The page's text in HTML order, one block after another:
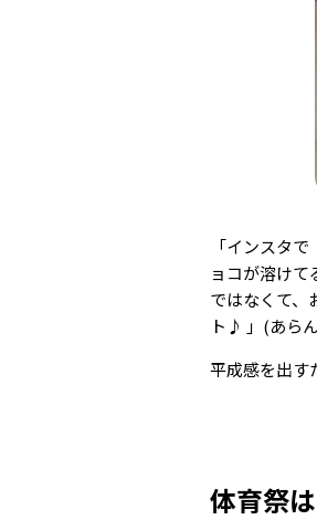
「インスタ
ョコが溶け
ではなくて、
ト♪ 」(あら
平成感を出す
体育祭